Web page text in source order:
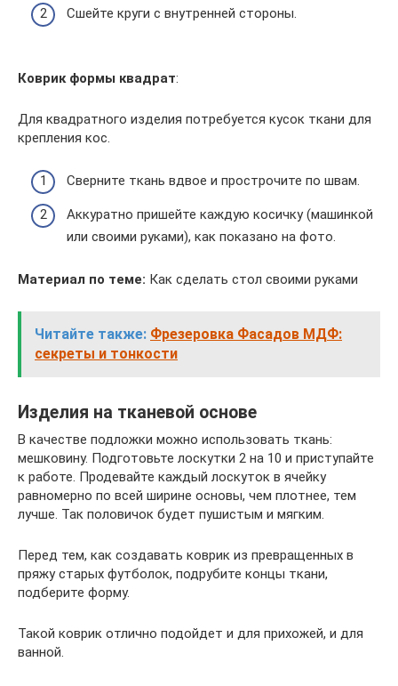
Сшейте круги с внутренней стороны.
Коврик формы квадрат:
Для квадратного изделия потребуется кусок ткани для
крепления кос.
Сверните ткань вдвое и прострочите по швам.
Аккуратно пришейте каждую косичку (машинкой
или своими руками), как показано на фото.
Материал по теме: Как сделать стол своими руками
Читайте также: Фрезеровка Фасадов МДФ:
секреты и тонкости
Изделия на тканевой основе
В качестве подложки можно использовать ткань:
мешковину. Подготовьте лоскутки 2 на 10 и приступайте
к работе. Продевайте каждый лоскуток в ячейку
равномерно по всей ширине основы, чем плотнее, тем
лучше. Так половичок будет пушистым и мягким.
Перед тем, как создавать коврик из превращенных в
пряжу старых футболок, подрубите концы ткани,
подберите форму.
Такой коврик отлично подойдет и для прихожей, и для
ванной.